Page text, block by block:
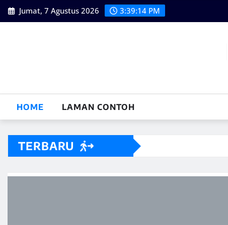
Skip
to
Jumat, 7 Agustus 2026 3:39:15 PM
HOME LAMAN CONTOH
TERBARU